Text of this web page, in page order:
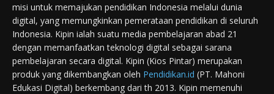
misi untuk memajukan pendidikan Indonesia melalui dunia
digital, yang memungkinkan pemerataan pendidikan di seluruh
Indonesia. Kipin ialah suatu media pembelajaran abad 21
dengan memanfaatkan teknologi digital sebagai sarana
pembelajaran secara digital. Kipin (Kios Pintar) merupakan
produk yang dikembangkan oleh Pendidikan.id (PT. Mahoni
Edukasi Digital) berkembang dari th 2013. Kipin memenuhi